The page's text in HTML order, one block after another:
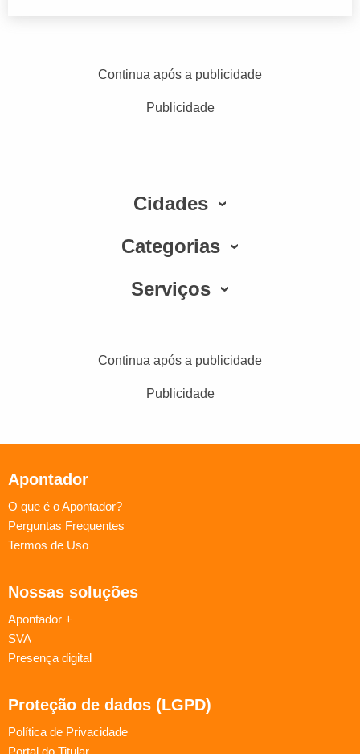
Continua após a publicidade
Publicidade
Cidades
Categorias
Serviços
Continua após a publicidade
Publicidade
Apontador
O que é o Apontador?
Perguntas Frequentes
Termos de Uso
Nossas soluções
Apontador +
SVA
Presença digital
Proteção de dados (LGPD)
Política de Privacidade
Portal do Titular